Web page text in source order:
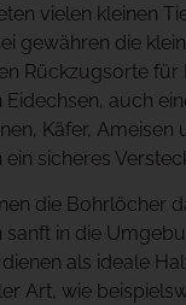
vielen kleinen
gewähren die
Rückzugsorte für
auch
Käfer, Ameisen
sicheres
die Bohrlöcher
sanft in die
als ideale
Art, wie